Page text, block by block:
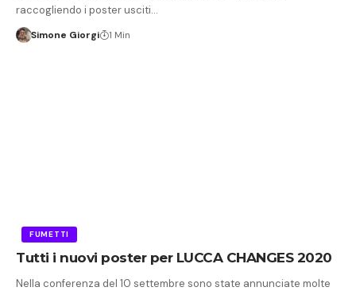
raccogliendo i poster usciti…
Simone Giorgi 1 Min
FUMETTI
Tutti i nuovi poster per LUCCA CHANGES 2020
Nella conferenza del 10 settembre sono state annunciate molte